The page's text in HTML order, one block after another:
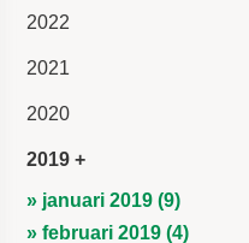
2022
2021
2020
2019
» januari 2019 (9)
» februari 2019 (4)